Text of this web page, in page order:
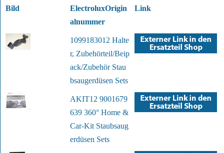
Bild
ElectroluxOrigin
alnummer
Link
1099183012 Halte
r, Zubehörteil/Beip
ack/Zubehör Stau
bsaugerdüsen Sets
AKIT12 9001679
639 360° Home &
Car-Kit Staubsaug
erdüsen Sets